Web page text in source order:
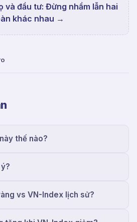
và đầu tư: Đừng nhầm lẫn hai
khác nhau →
thế nào?
vs VN-Index lịch sử?